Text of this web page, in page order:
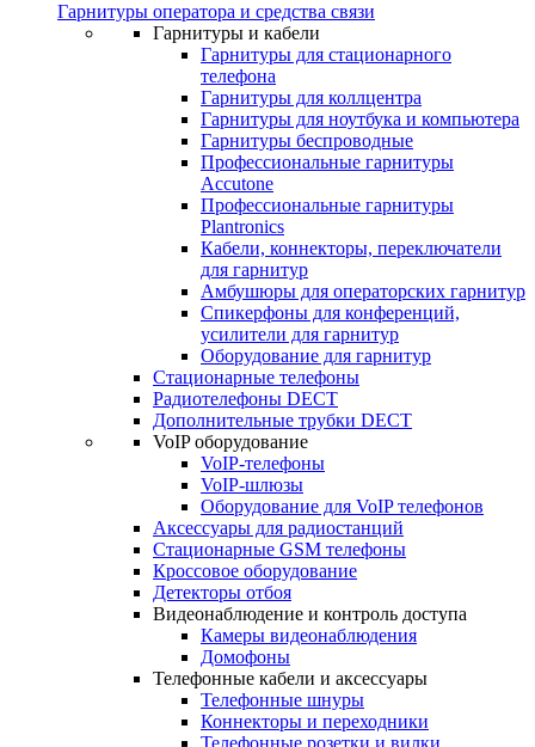
Гарнитуры оператора и средства связи
Гарнитуры и кабели
Гарнитуры для стационарного
телефона
Гарнитуры для коллцентра
Гарнитуры для ноутбука и компьютера
Гарнитуры беспроводные
Профессиональные гарнитуры
Accutone
Профессиональные гарнитуры
Plantronics
Кабели, коннекторы, переключатели
для гарнитур
Амбушюры для операторских гарнитур
Cпикерфоны для конференций,
усилители для гарнитур
Оборудование для гарнитур
Стационарные телефоны
Радиотелефоны DECT
Дополнительные трубки DECT
VoIP оборудование
VoIP-телефоны
VoIP-шлюзы
Оборудование для VoIP телефонов
Аксессуары для радиостанций
Стационарные GSM телефоны
Кроссовое оборудование
Детекторы отбоя
Видеонаблюдение и контроль доступа
Камеры видеонаблюдения
Домофоны
Телефонные кабели и аксессуары
Телефонные шнуры
Коннекторы и переходники